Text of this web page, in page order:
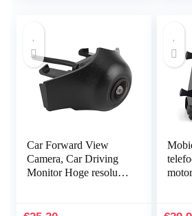
Car Forward View
Camera, Car Driving
Monitor Hoge resolutie
installatieharnas voor